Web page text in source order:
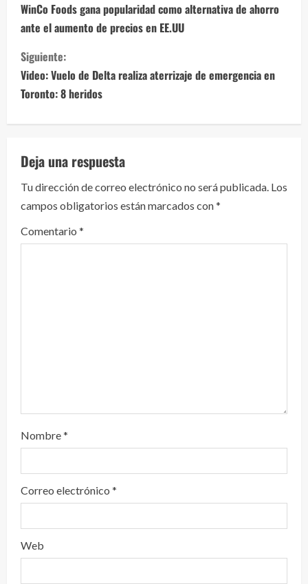
i
g
u
e
l
e
y
e
n
WinCo Foods gana popularidad como alternativa de ahorro
ante el aumento de precios en EE.UU
Siguiente:
Video: Vuelo de Delta realiza aterrizaje de emergencia en
Toronto: 8 heridos
Deja una respuesta
Tu dirección de correo electrónico no será publicada. Los
campos obligatorios están marcados con*
Comentario *
Nombre*
Correo electrónico *
Web